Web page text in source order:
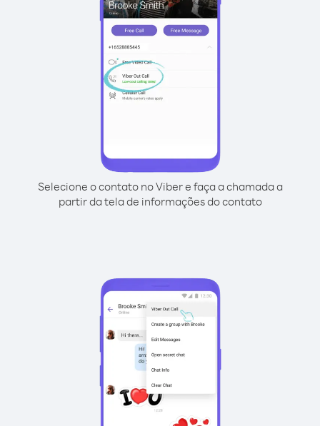
Selecione o contato no Viber e faça a chamada a
partir da tela de informações do contato